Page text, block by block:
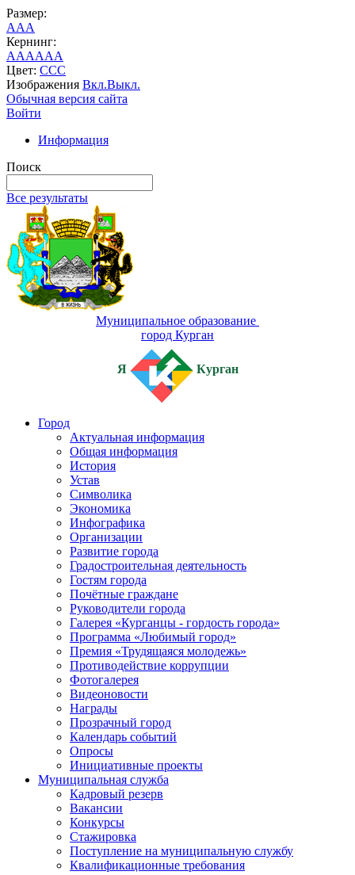
Размер:
AAA
Кернинг:
AAAAAA
Цвет: CCC
Изображения Вкл.Выкл.
Обычная версия сайта
Войти
Информация
Поиск
Все результаты
Муниципальное образование
город Курган
Я Курган
Город
Актуальная информация
Общая информация
История
Устав
Символика
Экономика
Инфографика
Организации
Развитие города
Градостроительная деятельность
Гостям города
Почётные граждане
Руководители города
Галерея «Курганцы - гордость города»
Программа «Любимый город»
Премия «Трудящаяся молодежь»
Противодействие коррупции
Фотогалерея
Видеоновости
Награды
Прозрачный город
Календарь событий
Опросы
Инициативные проекты
Муниципальная служба
Кадровый резерв
Вакансии
Конкурсы
Стажировка
Поступление на муниципальную службу
Квалификационные требования